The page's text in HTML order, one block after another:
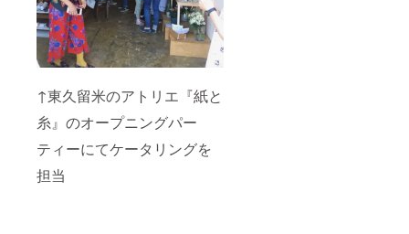
↑東久留米のアトリエ『紙と
糸』のオープニングパー
ティーにてケータリングを
担当